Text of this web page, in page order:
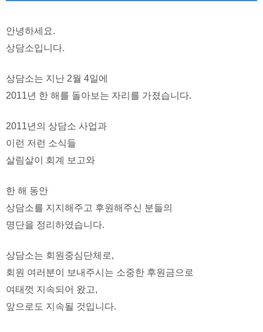
안녕하세요.
상담소입니다.
상담소는 지난 2월 4일에
2011년 한 해를 돌아보는 자리를 가졌습니다.
2011년의 상담소 사업과
이런 저런 소식들
살림살이 회계 보고와
한 해 동안
상담소를 지지해주고 후원해주신 분들의
명단을 정리하였습니다.
상담소는 회원중심단체로,
회원 여러분이 보내주시는 소중한 후원금으로
여태껏 지속되어 왔고,
앞으로도 지속될 것입니다.